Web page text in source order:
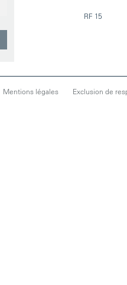
RF 15
Mentions légales Exclusion de